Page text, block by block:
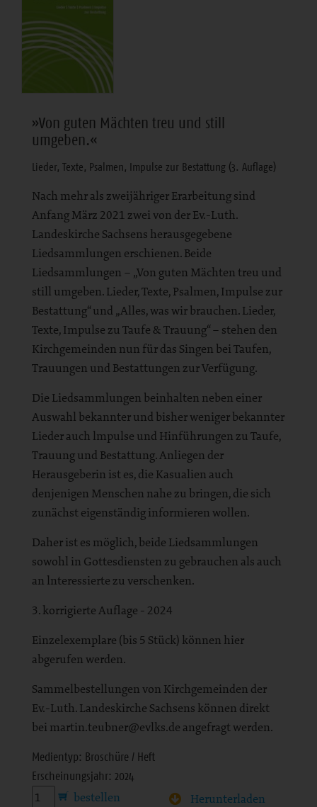
»Von guten Mächten treu und still
umgeben.«
Lieder, Texte, Psalmen, Impulse zur Bestattung (3. Auflage)
Nach mehr als zweijähriger Erarbeitung sind
Anfang März 2021 zwei von der Ev.-Luth.
Landeskirche Sachsens herausgegebene
Liedsammlungen erschienen. Beide
Liedsammlungen – „Von guten Mächten treu und
still umgeben. Lieder, Texte, Psalmen, Impulse zur
Bestattung“ und „Alles, was wir brauchen. Lieder,
Texte, Impulse zu Taufe & Trauung“ – stehen den
Kirchgemeinden nun für das Singen bei Taufen,
Trauungen und Bestattungen zur Verfügung.
Die Liedsammlungen beinhalten neben einer
Auswahl bekannter und bisher weniger bekannter
Lieder auch lmpulse und Hinführungen zu Taufe,
Trauung und Bestattung. Anliegen der
Herausgeberin ist es, die Kasualien auch
denjenigen Menschen nahe zu bringen, die sich
zunächst eigenständig informieren wollen.
Daher ist es möglich, beide Liedsammlungen
sowohl in Gottesdiensten zu gebrauchen als auch
an lnteressierte zu verschenken.
3. korrigierte Auflage - 2024
Einzelexemplare (bis 5 Stück) können hier
abgerufen werden.
Sammelbestellungen von Kirchgemeinden der
Ev.-Luth. Landeskirche Sachsens können direkt
bei martin.teubner@evlks.de angefragt werden.
Medientyp: Broschüre / Heft
Erscheinungsjahr: 2024
Herunterladen